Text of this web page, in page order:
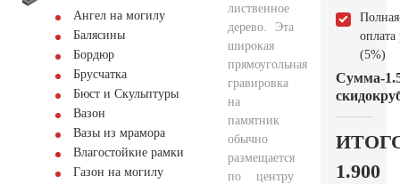
Ангел на могилу
Балясины
Бордюр
Брусчатка
Бюст и Скульптуры
Вазон
Вазы из мрамора
Влагостойкие рамки
Газон на могилу
лиственное
дерево. Эта
широкая
прямоугольная
гравировка
на
памятник
обычно
размещается
по центру
Полная
оплата
(5%)
Сумма
скидок
-
1.900